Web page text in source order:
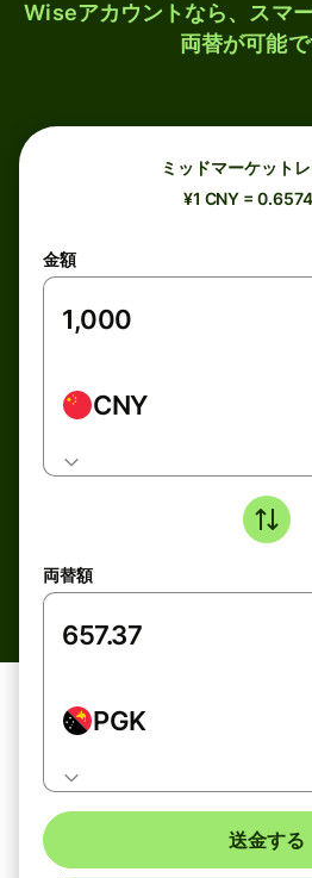
Wiseアカウントなら、スマ
両替が可能で
ミッドマーケット
¥1 CNY =
金額
CNY
両替額
PGK
送金する